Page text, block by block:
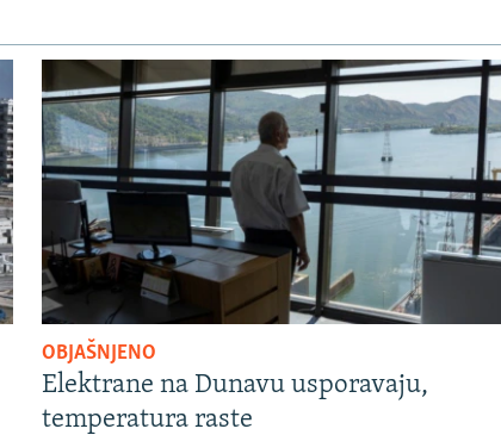
OBJAŠNJENO
Elektrane na Dunavu usporavaju,
temperatura raste